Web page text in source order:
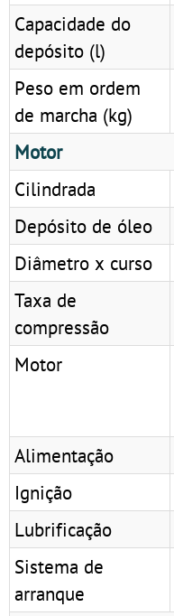
Capacidade do
depósito (l)
Peso em ordem
de marcha (kg)
Motor
Cilindrada
Depósito de óleo
Diâmetro x curso
Taxa de
compressão
Motor
Alimentação
Ignição
Lubrificação
Sistema de
arranque